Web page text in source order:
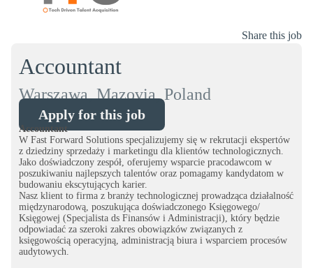
Share this job
Accountant
Warszawa, Mazovia, Poland
Apply for this job
Accountant
W Fast Forward Solutions specjalizujemy się w rekrutacji ekspertów
z dziedziny sprzedaży i marketingu dla klientów technologicznych.
Jako doświadczony zespół, oferujemy wsparcie pracodawcom w
poszukiwaniu najlepszych talentów oraz pomagamy kandydatom w
budowaniu ekscytujących karier.
Nasz klient to firma z branży technologicznej prowadząca działalność
międzynarodową, poszukująca doświadczonego Księgowego/
Księgowej (Specjalista ds Finansów i Administracji), który będzie
odpowiadać za szeroki zakres obowiązków związanych z
księgowością operacyjną, administracją biura i wsparciem procesów
audytowych.